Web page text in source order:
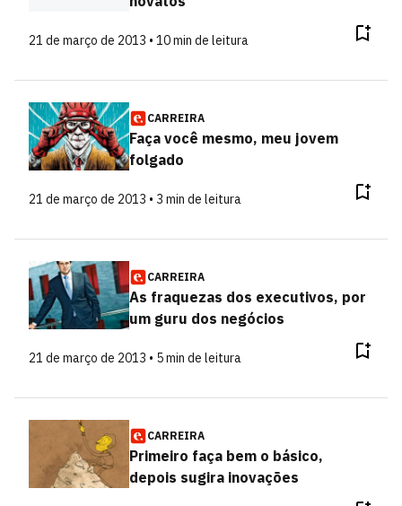
21 de março de 2013 • 10 min de leitura
CARREIRA
Faça você mesmo, meu jovem
folgado
21 de março de 2013 • 3 min de leitura
CARREIRA
As fraquezas dos executivos, por
um guru dos negócios
21 de março de 2013 • 5 min de leitura
CARREIRA
Primeiro faça bem o básico,
depois sugira inovações